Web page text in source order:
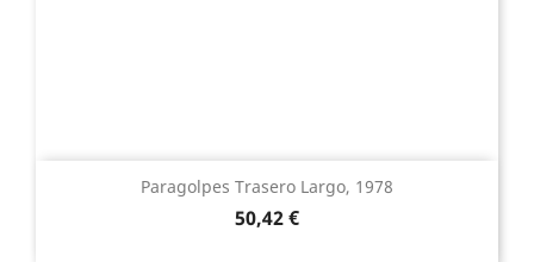
Paragolpes Trasero Largo, 1978
Precio
50,42 €